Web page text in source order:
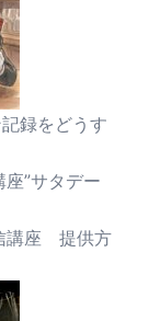
録をどうす
”サタデー
講座 提供方